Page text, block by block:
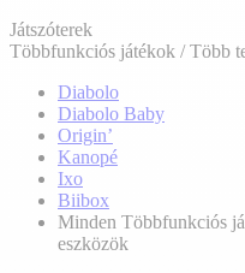
Játszóterek
Többfunkciós játékok / Több
Diabolo
Diabolo Baby
Origin’
Kanopé
Ixo
Biibox
Minden Többfunkciós
eszközök